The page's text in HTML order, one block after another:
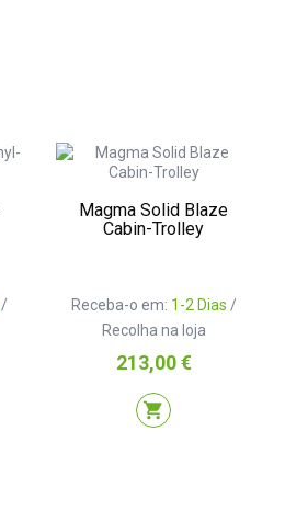
/
Magma Solid Blaze
Cabin-Trolley
Receba-o em: 1-2 Dias /
Recolha na loja
Preço
213,00 €
shopping_cart